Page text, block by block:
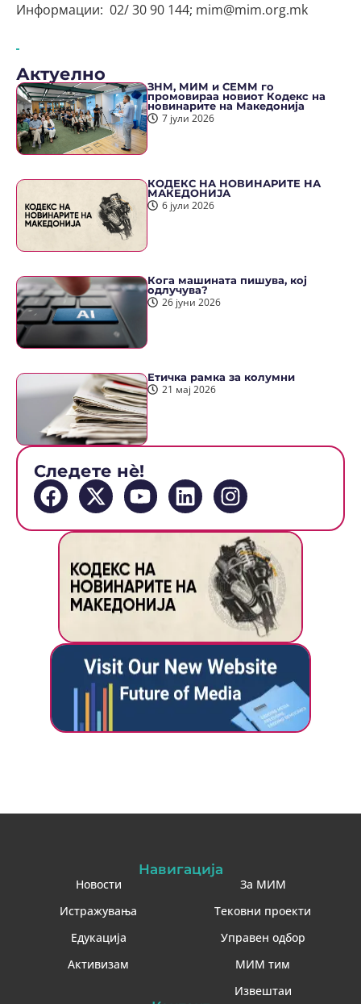
Информации: 02/ 30 90 144; mim@mim.org.mk
Актуелно
ЗНМ, МИМ и СЕММ го
промовираа новиот Кодекс на
новинарите на Македонија
7 јули 2026
КОДЕКС НА НОВИНАРИТЕ НА
МАКЕДОНИЈА
6 јули 2026
Кога машината пишува, кој
одлучува?
26 јуни 2026
Етичка рамка за колумни
21 мај 2026
Следете нè!
Навигација
Новости
Истражувања
Едукација
Активизам
За МИМ
Тековни проекти
Управен одбор
МИМ тим
Извештаи